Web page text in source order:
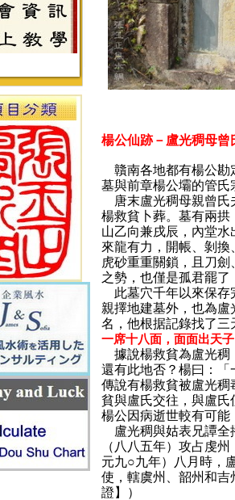
楊公仙跡－盧光稠母曾
贛南各地都有楊公勘
墓與前章楊公壩的管
唐末盧光稠母親曾氏
楊救貧卜葬。墓有兩
山乙向兼戌辰，內堂
來龍有力，開帳、剝
虎砂重重關鎖，且刀
之勢，也僅是孤君罷
此墓穴千年以來保存
親擇地建墓外，也為
名，他根据記錄找了
一席十八面，面面出天子
據說楊救貧為盧光稠
還有此地否？楊曰：
傳說有楊救貧被盧光
貧與盧氏交往，與盧
楊公因病逝世較有可
盧光稠與姑表兄譚全
（八八五年）攻占虔
元九○九年）八月時，
使，轄虞州、韶州和
證】）